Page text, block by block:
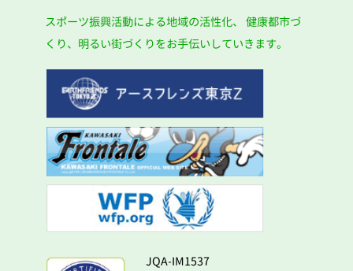
スポーツ振興活動による地域の活性化、 健康都市づ
くり、明るい街づくりをお手伝いしていきます。
JQA-IM1537